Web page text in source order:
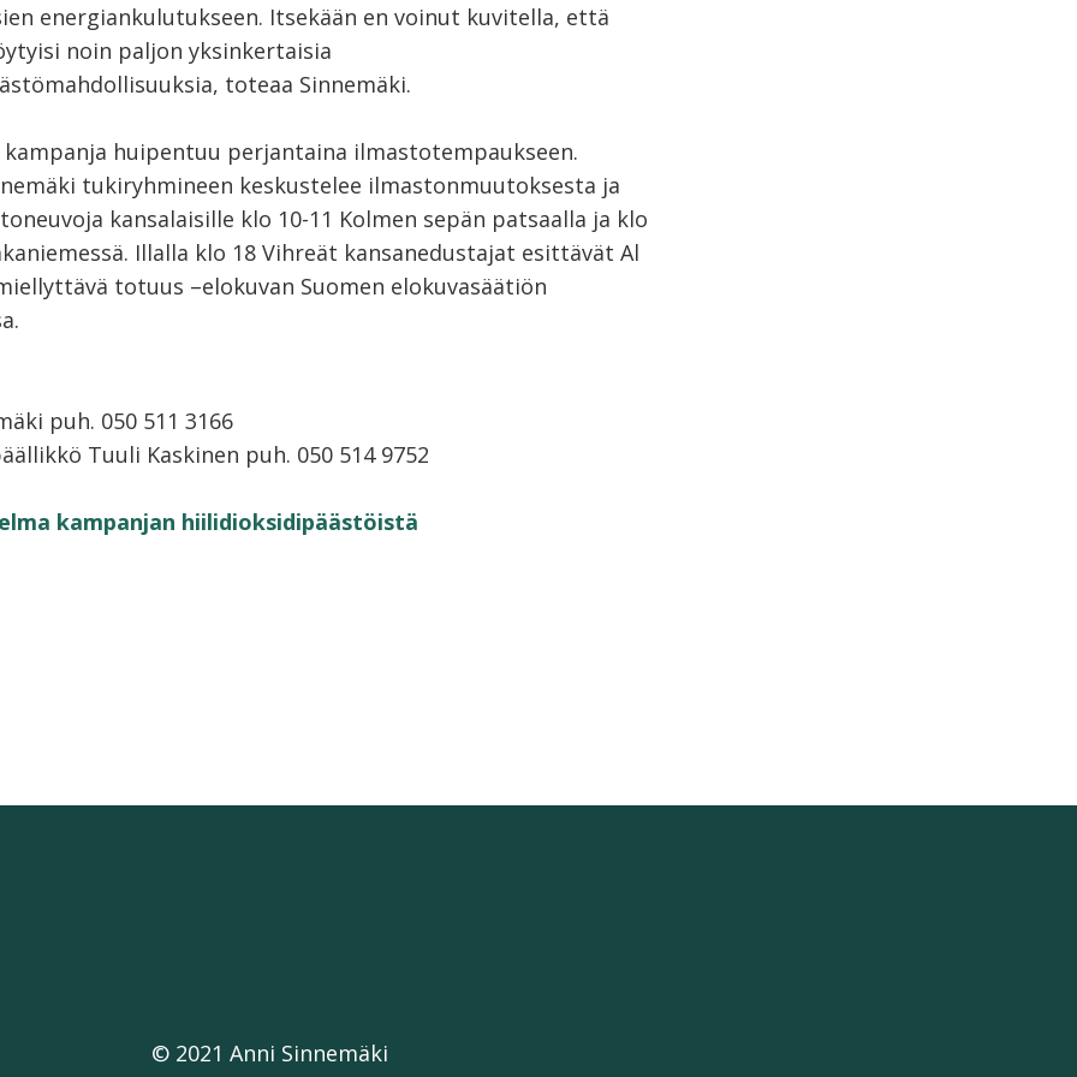
energiankulutukseen. Itsekään en voinut kuvitella, että
noin paljon yksinkertaisia
toteaa Sinnemäki.
kampanja huipentuu perjantaina ilmastotempaukseen.
tukiryhmineen keskustelee ilmastonmuutoksesta ja
kansalaisille klo 10-11 Kolmen sepän patsaalla ja klo
Illalla klo 18 Vihreät kansanedustajat esittävät Al
totuus –elokuvan Suomen elokuvasäätiön
puh. 050 511 3166
Tuuli Kaskinen puh. 050 514 9752
kampanjan hiilidioksidipäästöistä
© 2021 Anni Sinnemäki